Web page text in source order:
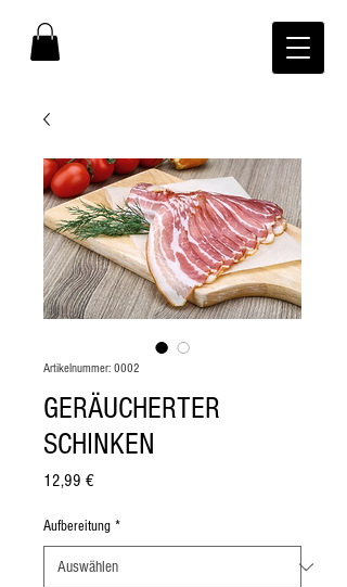
Artikelnummer: 0002
GERÄUCHERTER
SCHINKEN
12,99 €Preis
Aufbereitung *